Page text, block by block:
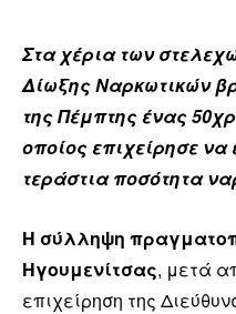
Στα χέρια των
Δίωξης Ναρκωτικών
της Πέμπτης ένας
οποίος επιχείρησε
τεράστια ποσότητα
Η σύλληψη
Ηγουμενίτσας, μετά
επιχείρηση της